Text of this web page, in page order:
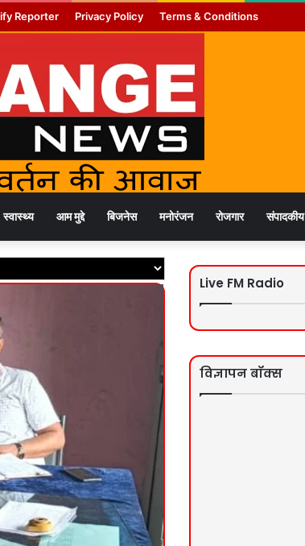
Reporter Privacy Policy Terms & Conditions
स्वास्थ्य आम मुद्दे बिजनेस मनोरंजन रोजगार संपादकीय
Live FM Radio
विज्ञापन बॉक्स